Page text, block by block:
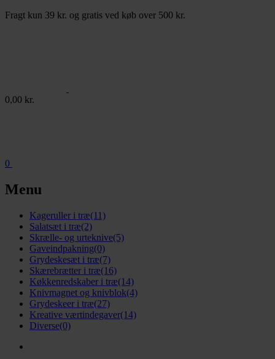
Fragt kun 39 kr. og gratis ved køb over 500 kr.
0,00 kr.
0
Menu
Kageruller i træ(11)
Salatsæt i træ(2)
Skrælle- og urteknive(5)
Gaveindpakning(0)
Grydeskesæt i træ(7)
Skærebrætter i træ(16)
Køkkenredskaber i træ(14)
Knivmagnet og knivblok(4)
Grydeskeer i træ(27)
Kreative værtindegaver(14)
Diverse(0)